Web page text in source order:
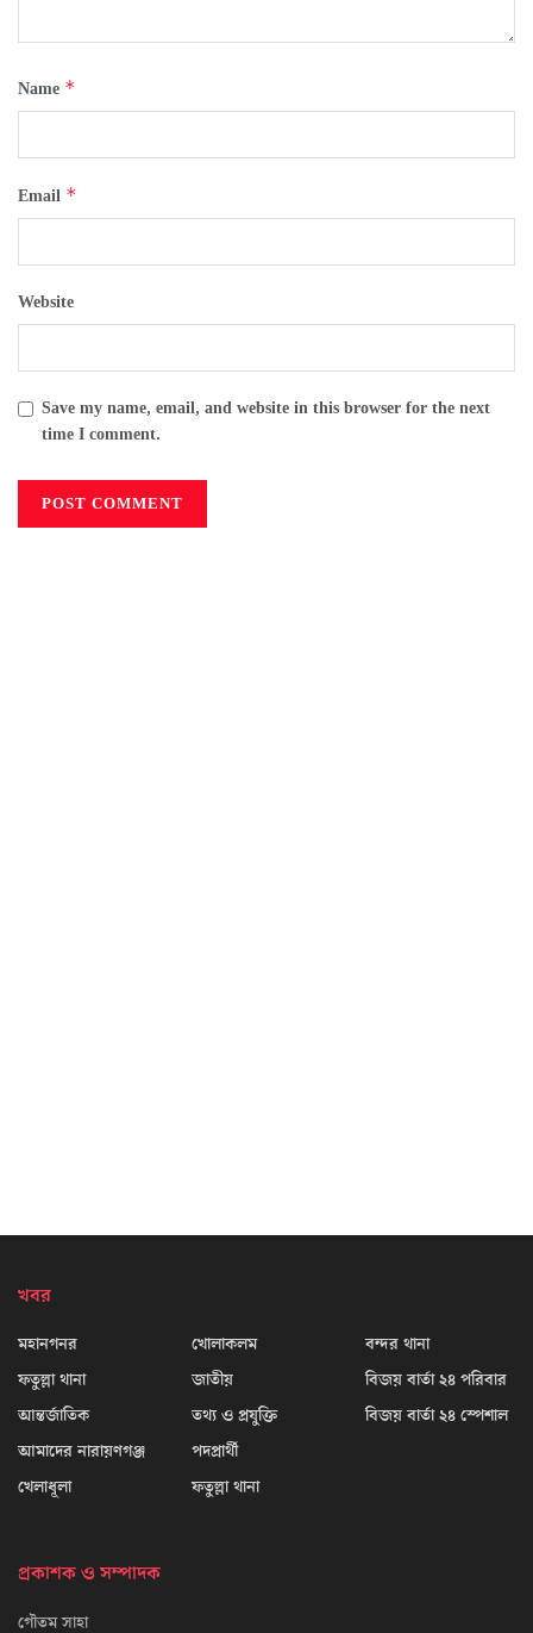
Name *
Email *
Website
Save my name, email, and website in this browser for the next
time I comment.
খবর
মহানগনর
ফতুল্লা থানা
আন্তর্জাতিক
আমাদের নারায়ণগঞ্জ
খেলাধূলা
খোলাকলম
জাতীয়
তথ্য ও প্রযুক্তি
পদপ্রার্থী
ফতুল্লা থানা
বন্দর থানা
বিজয় বার্তা ২৪ পরিবার
বিজয় বার্তা ২৪ স্পেশাল
প্রকাশক ও সম্পাদক
গৌতম সাহা